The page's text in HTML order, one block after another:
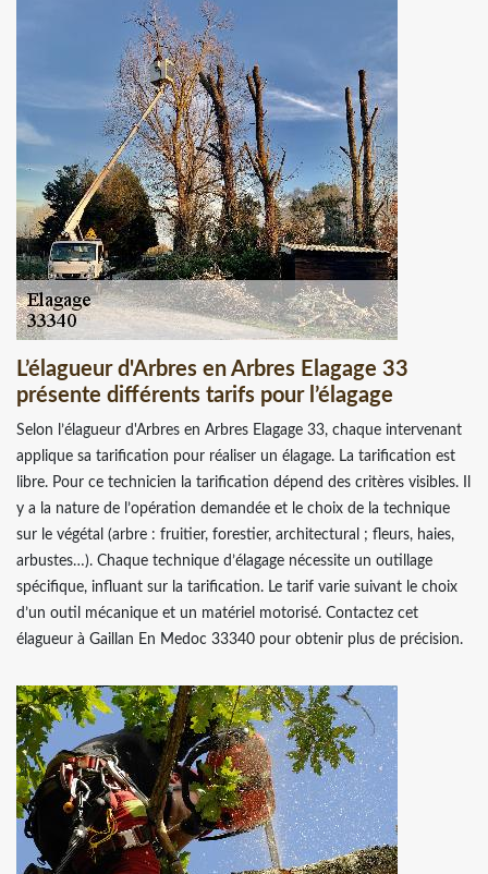
L’élagueur d'Arbres en Arbres Elagage 33
présente différents tarifs pour l’élagage
Selon l’élagueur d'Arbres en Arbres Elagage 33, chaque intervenant
applique sa tarification pour réaliser un élagage. La tarification est
libre. Pour ce technicien la tarification dépend des critères visibles. Il
y a la nature de l’opération demandée et le choix de la technique
sur le végétal (arbre : fruitier, forestier, architectural ; fleurs, haies,
arbustes…). Chaque technique d’élagage nécessite un outillage
spécifique, influant sur la tarification. Le tarif varie suivant le choix
d’un outil mécanique et un matériel motorisé. Contactez cet
élagueur à Gaillan En Medoc 33340 pour obtenir plus de précision.